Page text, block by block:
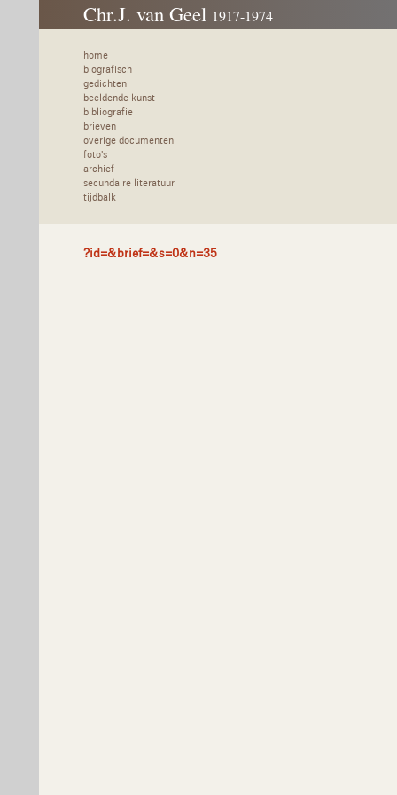
Chr.J. van Geel 1917-1974
home
biografisch
gedichten
beeldende kunst
bibliografie
brieven
overige documenten
foto's
archief
secundaire literatuur
tijdbalk
?id=&brief=&s=0&n=35